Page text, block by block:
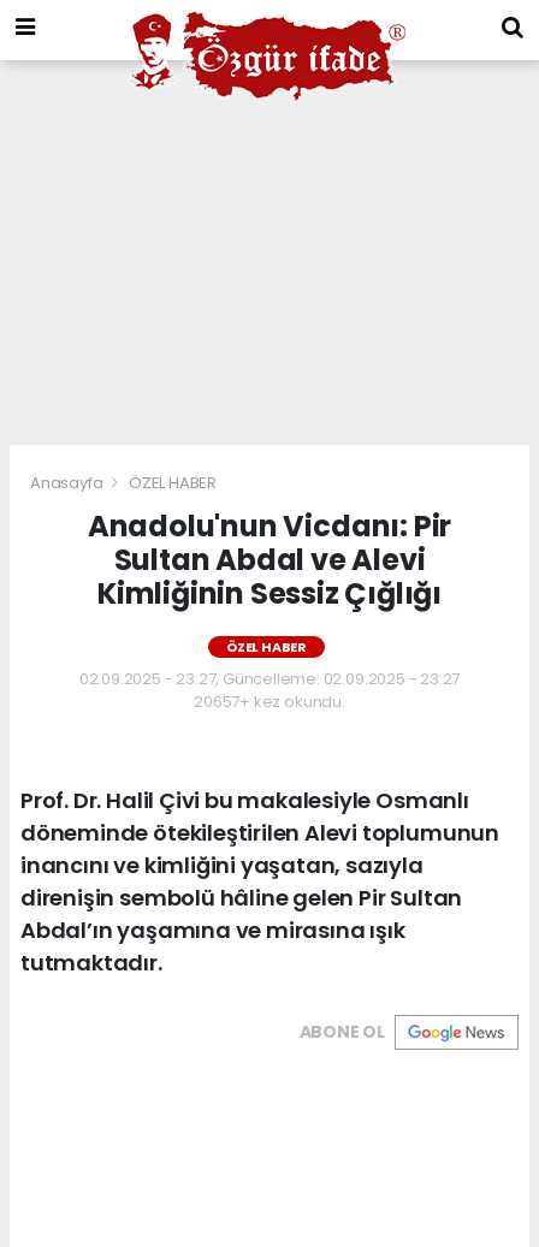
Anasayfa ÖZEL HABER
Anadolu'nun Vicdanı: Pir
Sultan Abdal ve Alevi
Kimliğinin Sessiz Çığlığı
ÖZEL HABER
02.09.2025 - 23:27, Güncelleme: 02.09.2025 - 23:27
20657+ kez okundu.
Prof. Dr. Halil Çivi bu makalesiyle Osmanlı
döneminde ötekileştirilen Alevi toplumunun
inancını ve kimliğini yaşatan, sazıyla
direnişin sembolü hâline gelen Pir Sultan
Abdal’ın yaşamına ve mirasına ışık
tutmaktadır.
ABONE OL